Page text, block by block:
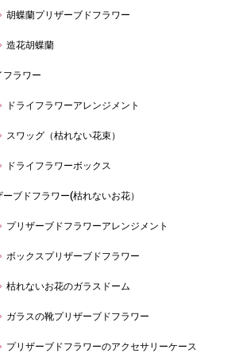
胡蝶蘭プリザーブドフラワー
造花胡蝶蘭
フラワー
ドライフラワーアレンジメント
スワッグ（枯れない花束）
ドライフラワーボックス
ーブドフラワー(枯れないお花）
プリザーブドフラワーアレンジメント
ボックスプリザーブドフラワー
枯れないお花のガラスドーム
ガラスの靴プリザーブドフラワー
プリザーブドフラワーのアクセサリーケース